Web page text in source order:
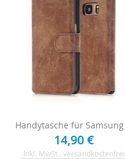
14,90 €
Inkl. MwSt. , versandkostenfrei